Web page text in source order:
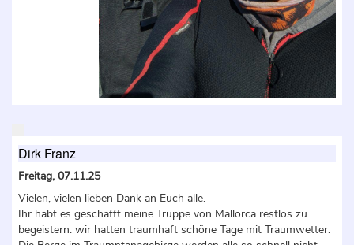
Dirk Franz
Freitag, 07.11.25
Vielen, vielen lieben Dank an Euch alle.
Ihr habt es geschafft meine Truppe von Mallorca restlos zu
begeistern. wir hatten traumhaft schöne Tage mit Traumwetter.